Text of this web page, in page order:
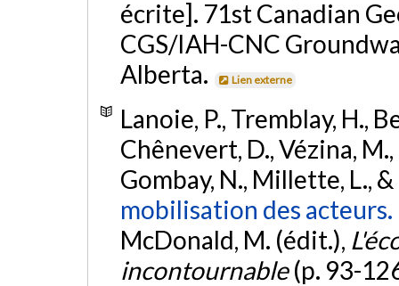
écrite]. 71st Canadian
CGS/IAH-CNC
Alberta.
Lien externe
Lanoie, P., Tremblay, H.,
Chênevert, D., Vézina,
Gombay, N., Millette, L.,
mobilisation des acteurs.
McDonald, M. (édit.),
incontournable(p. 93-